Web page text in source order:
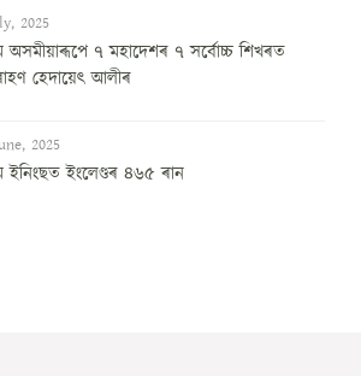
2025
অসমীয়াৰূপে ৭ মহাদেশৰ ৭ সৰ্বোচ্চ শিখৰত
হেদায়েৎ আলীৰ
2025
ইনিংছত ইংলেণ্ডৰ ৪৬৫ ৰান